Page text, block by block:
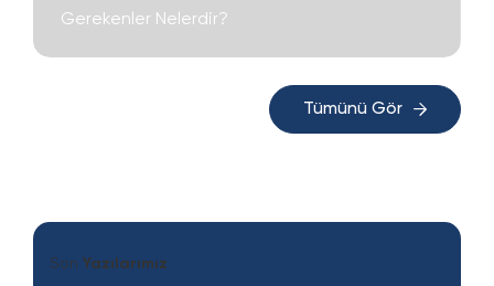
Gerekenler Nelerdir?
Tümünü Gör
Son Yazılarımız